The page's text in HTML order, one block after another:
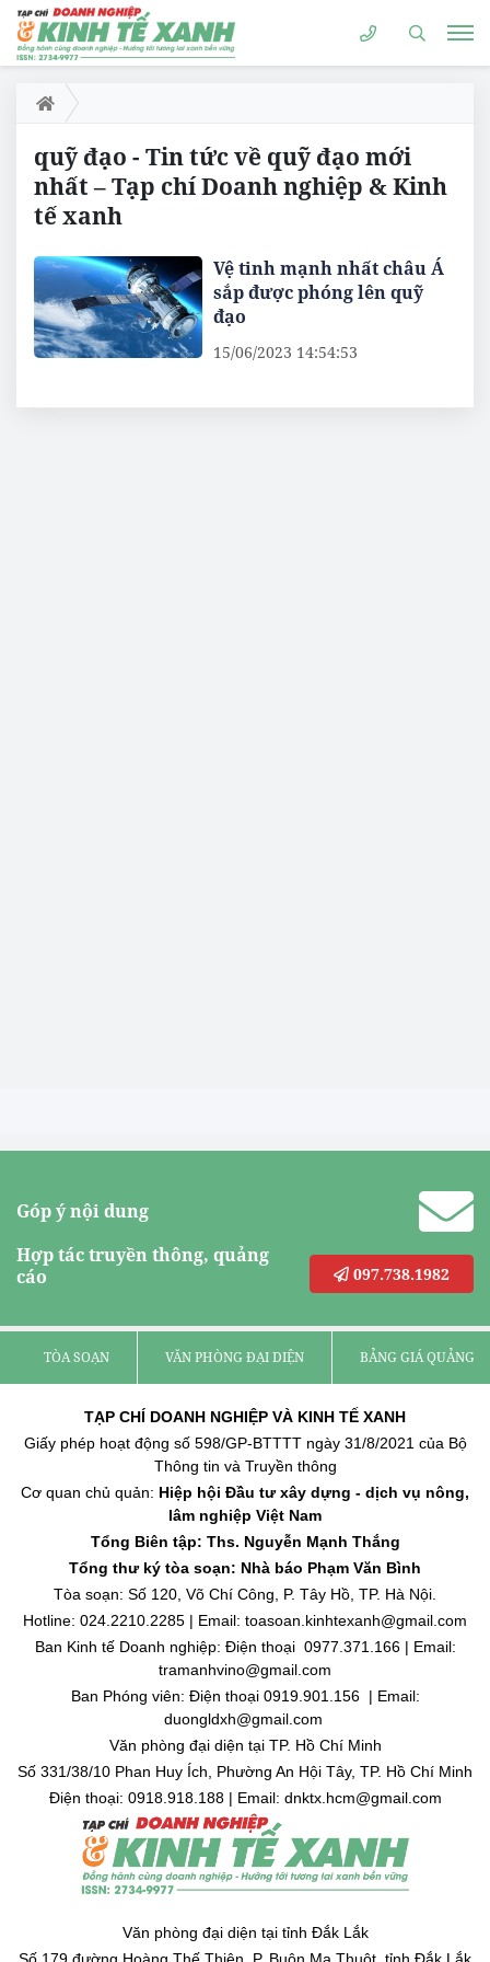
quỹ đạo - Tin tức về quỹ đạo mới
nhất – Tạp chí Doanh nghiệp & Kinh
tế xanh
Vệ tinh mạnh nhất châu Á
sắp được phóng lên quỹ
đạo
15/06/2023 14:54:53
Góp ý nội dung
Hợp tác truyền thông, quảng
cáo
097.738.1982
TÒA SOẠN VĂN PHÒNG ĐẠI DIỆN BẢNG GIÁ QUẢNG
TẠP CHÍ DOANH NGHIỆP VÀ KINH TẾ XANH
Giấy phép hoạt động số 598/GP-BTTTT ngày 31/8/2021 của Bộ
Thông tin và Truyền thông
Cơ quan chủ quản: Hiệp hội Đầu tư xây dựng - dịch vụ nông,
lâm nghiệp Việt Nam
Tổng Biên tập: Ths. Nguyễn Mạnh Thắng
Tổng thư ký tòa soạn: Nhà báo Phạm Văn Bình
Tòa soạn: Số 120, Võ Chí Công, P. Tây Hồ, TP. Hà Nội.
Hotline: 024.2210.2285 | Email: toasoan.kinhtexanh@gmail.com
Ban Kinh tế Doanh nghiệp: Điện thoại 0977.371.166 | Email:
tramanhvino@gmail.com
Ban Phóng viên: Điện thoại 0919.901.156 | Email:
duongldxh@gmail.com
Văn phòng đại diện tại TP. Hồ Chí Minh
Số 331/38/10 Phan Huy Ích, Phường An Hội Tây, TP. Hồ Chí Minh
Điện thoại: 0918.918.188 | Email: dnktx.hcm@gmail.com
Văn phòng đại diện tại tỉnh Đắk Lắk
Số 179 đường Hoàng Thế Thiện, P. Buôn Ma Thuột, tỉnh Đắk Lắk